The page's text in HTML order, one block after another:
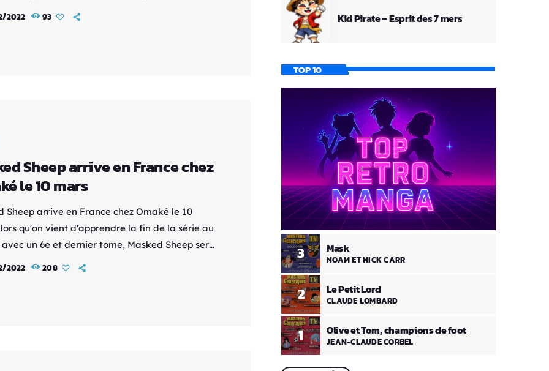
ans de la série. On peut y retrouver les
2022 93
Sheep arrive en France chez
le 10 mars
Sheep arrive en France chez Omaké le 10
qu'on vient d'apprendre la fin de la série au
un 6e et dernier tome, Masked Sheep sera
en France via les éditions Omaké. Le
2022 208
Kid Pirate – Esprit des 7 mers
TOP 10
1 Olive et Tom, champions de foot
JEAN-CLAUDE CORBEL
2 Le Petit Lord
CLAUDE LOMBARD
3 Mask
NOAM ET NICK CARR